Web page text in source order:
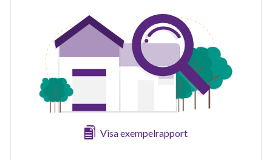
Visa exempelrapport